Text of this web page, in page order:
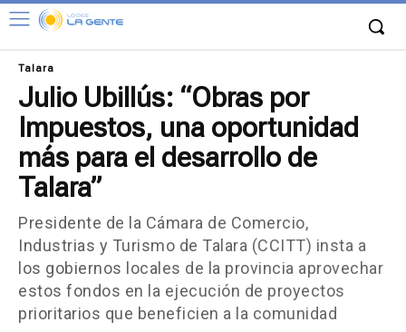
Talara
Julio Ubillús: “Obras por
Impuestos, una oportunidad
más para el desarrollo de
Talara”
Presidente de la Cámara de Comercio,
Industrias y Turismo de Talara (CCITT) insta a
los gobiernos locales de la provincia aprovechar
estos fondos en la ejecución de proyectos
prioritarios que beneficien a la comunidad